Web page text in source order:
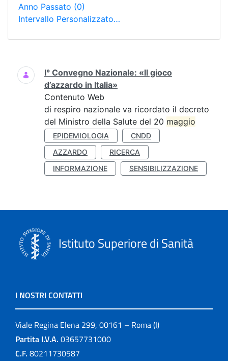
Anno Passato (0)
Intervallo Personalizzato…
Ricerca
I° Convegno Nazionale: «Il gioco
d’azzardo in Italia»
Contenuto Web
di respiro nazionale va ricordato il decreto
del Ministro della Salute del 20 maggio
EPIDEMIOLOGIA
CNDD
AZZARDO
RICERCA
INFORMAZIONE
SENSIBILIZZAZIONE
Istituto Superiore di Sanità
I NOSTRI CONTATTI
Viale Regina Elena 299, 00161 – Roma (I)
Partita I.V.A. 03657731000
C.F. 80211730587